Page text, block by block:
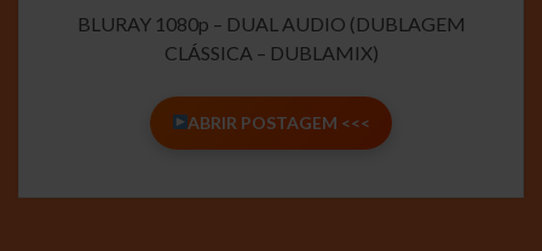
BLURAY 1080p – DUAL AUDIO (DUBLAGEM
CLÁSSICA – DUBLAMIX)
ABRIR POSTAGEM <<<